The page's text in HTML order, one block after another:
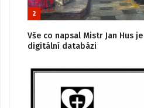
2
Vše co napsal Mistr Jan Hus
digitální databázi